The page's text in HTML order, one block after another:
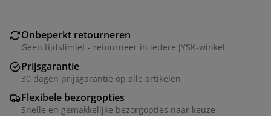
Onbeperkt retourneren
Geen tijdslimiet - retourneer in iedere JYSK-winkel
Prijsgarantie
30 dagen prijsgarantie op alle artikelen
Flexibele bezorgopties
Snelle en gemakkelijke bezorgopties naar keuze